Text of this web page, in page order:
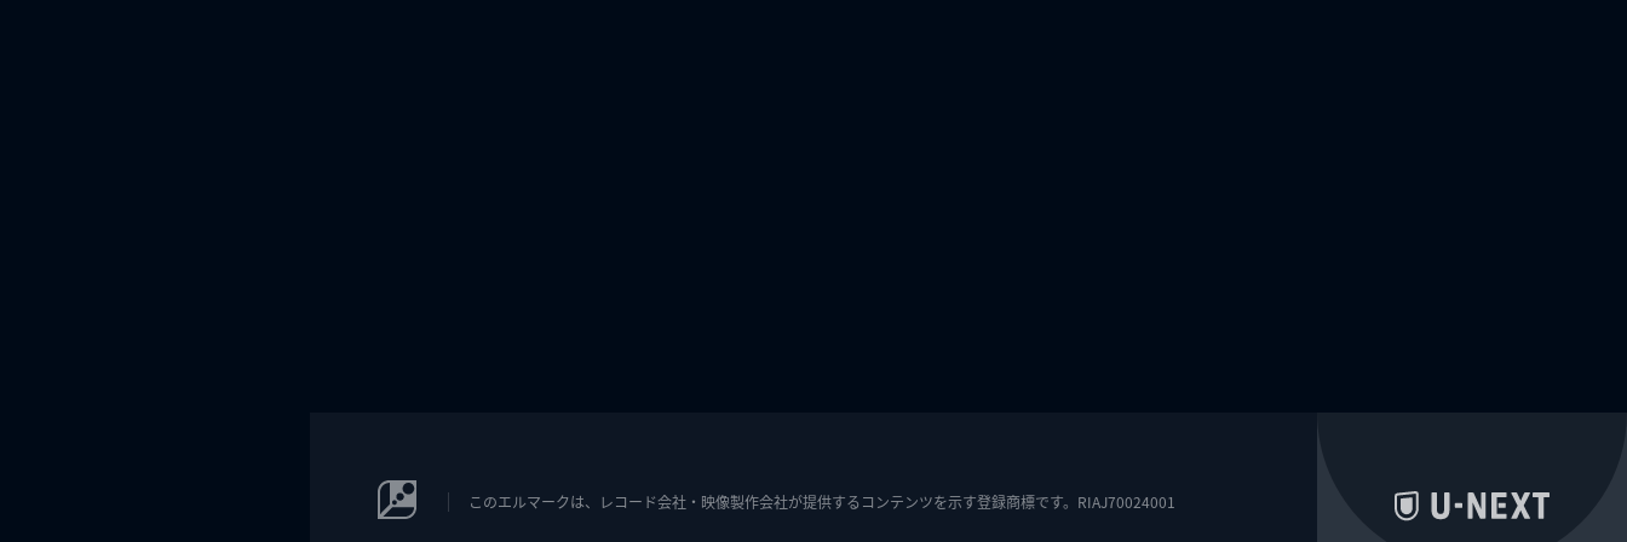
このエルマークは、レコード会社・映像製作会社が提供するコンテンツを示す登録商標です。RIAJ70024001